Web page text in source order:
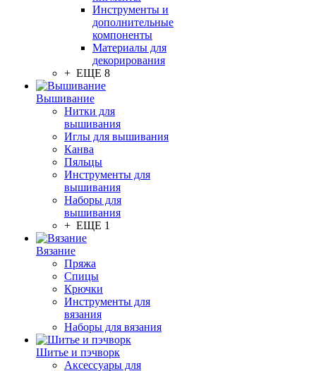
Инструменты и
дополнительные
компоненты
Материалы для
декорирования
+ ЕЩЕ 8
Вышивание
Нитки для
вышивания
Иглы для вышивания
Канва
Пяльцы
Инструменты для
вышивания
Наборы для
вышивания
+ ЕЩЕ 1
Вязание
Пряжа
Спицы
Крючки
Инструменты для
вязания
Наборы для вязания
Шитье и пэчворк
Аксессуары для